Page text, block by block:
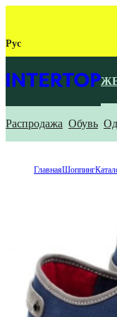
Рус
Распродажа Обувь
ГлавнаяШоппинг